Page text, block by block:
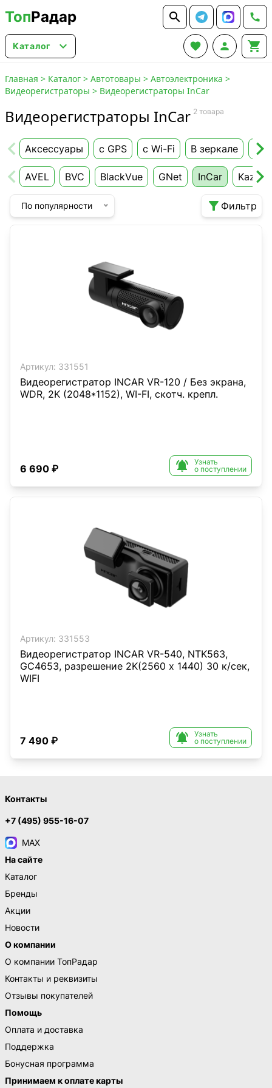
ТопРадар  
Каталог    
Главная > Каталог > Автотовары > Автоэлектроника >
Видеорегистраторы > Видеорегистраторы InCar
Видеорегистраторы InCar 2 товара
Аксессуары с GPS с Wi-Fi В зеркале
AVEL BVC BlackVue GNet InCar KazEr
По популярности  Фильтр
Артикул: 331551
Видеорегистратор INCAR VR-120 / Без экрана,
WDR, 2K (2048*1152), WI-FI, скотч. крепл.
6 690 ₽ 
Узнать
о поступлении
Артикул: 331553
Видеорегистратор INCAR VR-540, NTK563,
GC4653, разрешение 2K(2560 х 1440) 30 к/сек,
WIFI
7 490 ₽ 
Узнать
о поступлении
Контакты
+7 (495) 955-16-07
MAX
На сайте
Каталог
Бренды
Акции
Новости
О компании
О компании ТопРадар
Контакты и реквизиты
Отзывы покупателей
Помощь
Оплата и доставка
Поддержка
Бонусная программа
Принимаем к оплате карты